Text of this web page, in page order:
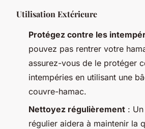
Utilisation Extérieure
Protégez contre les
pouvez pas rentrer votre
assurez-vous de le protéger
intempéries en utilisant une
couvre-hamac.
Nettoyez régulièrement :
régulier aidera à maintenir la